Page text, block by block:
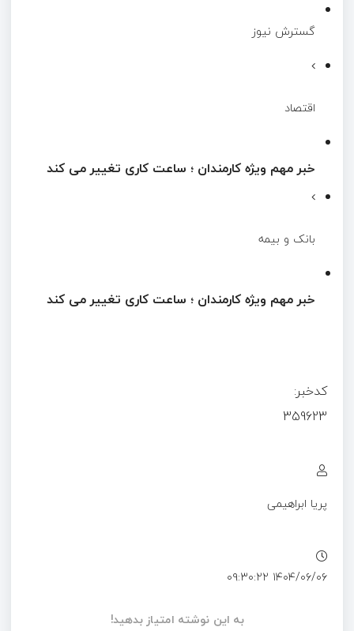
گسترش نیوز
اقتصاد
خبر مهم ویژه کارمندان ؛ ساعت کاری تغییر می کند
بانک و بیمه
خبر مهم ویژه کارمندان ؛ ساعت کاری تغییر می کند
کدخبر:
359623
پریا ابراهیمی
۱۴۰۴/۰۶/۰۶ ۰۹:۳۰:۲۲
به این نوشته امتیاز بدهید!